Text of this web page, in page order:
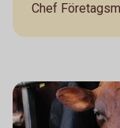
Chef